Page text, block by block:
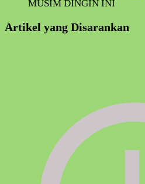
Artikel yang Disarankan